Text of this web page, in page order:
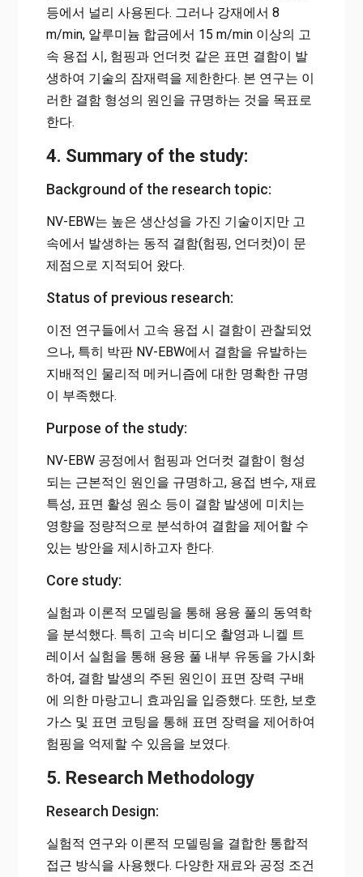
등에서 널리 사용된다. 그러나 강재에서 8
m/min, 알루미늄 합금에서 15 m/min 이상의 고
속 용접 시, 험핑과 언더컷 같은 표면 결함이 발
생하여 기술의 잠재력을 제한한다. 본 연구는 이
러한 결함 형성의 원인을 규명하는 것을 목표로
한다.
4. Summary of the study:
Background of the research topic:
NV-EBW는 높은 생산성을 가진 기술이지만 고
속에서 발생하는 동적 결함(험핑, 언더컷)이 문
제점으로 지적되어 왔다.
Status of previous research:
이전 연구들에서 고속 용접 시 결함이 관찰되었
으나, 특히 박판 NV-EBW에서 결함을 유발하는
지배적인 물리적 메커니즘에 대한 명확한 규명
이 부족했다.
Purpose of the study:
NV-EBW 공정에서 험핑과 언더컷 결함이 형성
되는 근본적인 원인을 규명하고, 용접 변수, 재료
특성, 표면 활성 원소 등이 결함 발생에 미치는
영향을 정량적으로 분석하여 결함을 제어할 수
있는 방안을 제시하고자 한다.
Core study:
실험과 이론적 모델링을 통해 용융 풀의 동역학
을 분석했다. 특히 고속 비디오 촬영과 니켈 트
레이서 실험을 통해 용융 풀 내부 유동을 가시화
하여, 결함 발생의 주된 원인이 표면 장력 구배
에 의한 마랑고니 효과임을 입증했다. 또한, 보호
가스 및 표면 코팅을 통해 표면 장력을 제어하여
험핑을 억제할 수 있음을 보였다.
5. Research Methodology
Research Design:
실험적 연구와 이론적 모델링을 결합한 통합적
접근 방식을 사용했다. 다양한 재료와 공정 조건